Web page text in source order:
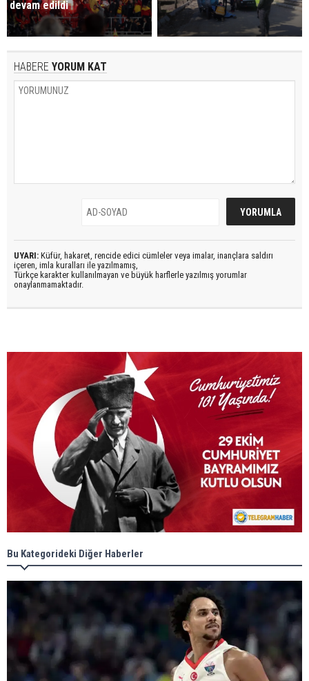
devam edildi
HABERE YORUM KAT
UYARI: Küfür, hakaret, rencide edici cümleler veya imalar, inançlara saldırı
içeren, imla kuralları ile yazılmamış,
Türkçe karakter kullanılmayan ve büyük harflerle yazılmış yorumlar
onaylanmamaktadır.
Bu Kategorideki Diğer Haberler